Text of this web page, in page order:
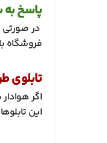
پاسخ
در صورتی
فروشگاه
تابلوی
اگر
این